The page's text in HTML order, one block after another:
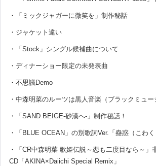
・「ミックジャガーに微笑を」制作秘話
・ジャケット違い
・「Stock」シングル候補曲について
・ディナーショー限定の未発表曲
・不思議Demo
・中森明菜のルーツは黒人音楽（ブラックミュー
・「SAND BEIGE-砂漠へ-」制作秘話！
・「BLUE OCEAN」の別歌詞Ver.「蠱惑（こわく
・「CR中森明菜 歌姫伝説～恋も二度目なら～」
CD「AKINA×Daiichi Special Remix」